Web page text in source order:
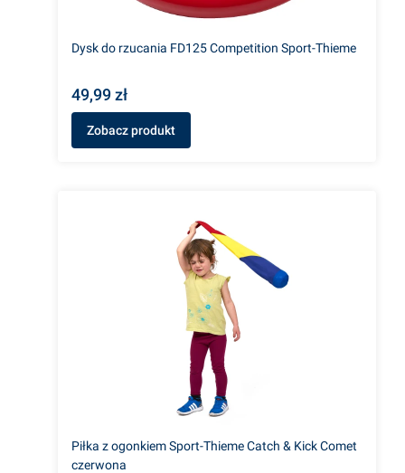
Dysk do rzucania FD125 Competition Sport-Thieme
49,99 zł
Zobacz produkt
Piłka z ogonkiem Sport-Thieme Catch & Kick Comet
czerwona